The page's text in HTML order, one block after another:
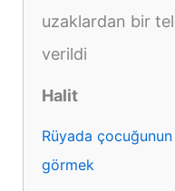
uzaklardan bir
verildi
Halit
Rüyada çocuğunun
görmek